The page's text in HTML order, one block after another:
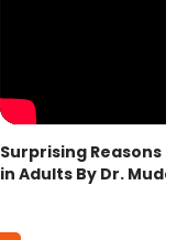
Surprising Reasons
in Adults By Dr.